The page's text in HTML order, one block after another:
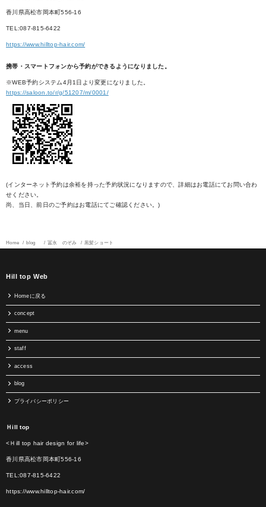
香川県高松市岡本町556-16
TEL:087-815-6422
https://www.hilltop-hair.com/
携帯・スマートフォンから予約ができるようになりました。
※WEB予約システム4月1日より変更になりました。
https://saloon.to/r/g/51207/m/0001/
(インターネット予約は余裕を持った予約状況になりますので、詳細はお電話にてお問い合わ
せください。
尚、当日、前日のご予約はお電話にてご確認ください。)
Home blog 冨永 のぞみ 黒髪ショート
Hill top Web
Homeに戻る
concept
menu
staff
access
blog
プライバシーポリシー
Ｈill top
<Ｈill top hair design for life>
香川県高松市岡本町556-16
TEL:087-815-6422
https://www.hilltop-hair.com/